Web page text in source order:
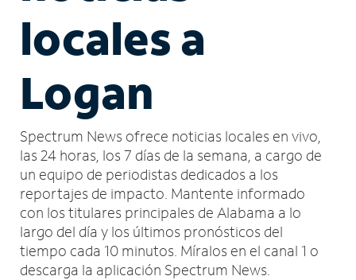
locales a
Logan
Spectrum News ofrece noticias locales en vivo,
las 24 horas, los 7 días de la semana, a cargo de
un equipo de periodistas dedicados a los
reportajes de impacto. Mantente informado
con los titulares principales de Alabama a lo
largo del día y los últimos pronósticos del
tiempo cada 10 minutos. Míralos en el canal 1 o
descarga la aplicación Spectrum News.